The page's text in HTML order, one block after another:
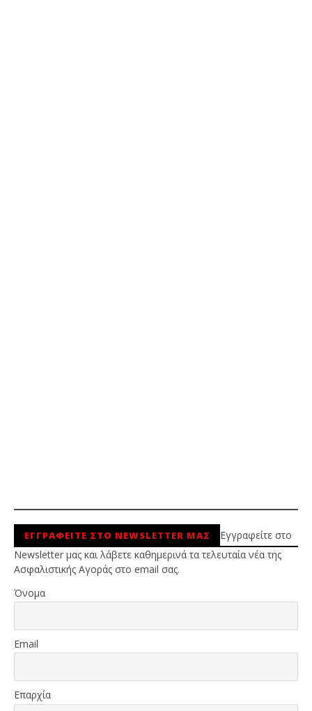
ΕΓΓΡΑΦΕΙΤΕ ΣΤΟ NEWSLETTER ΜΑΣ
Εγγραφείτε στο
Newsletter μας και λάβετε καθημερινά τα τελευταία νέα της
Ασφαλιστικής Αγοράς στο email σας.
Όνομα
Email
Επαρχία